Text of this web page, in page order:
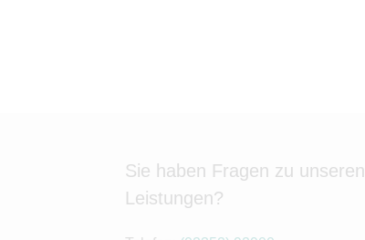
Sie haben Fragen zu unseren
Leistungen?